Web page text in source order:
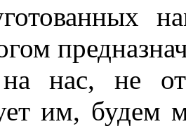
на нас, не
им,